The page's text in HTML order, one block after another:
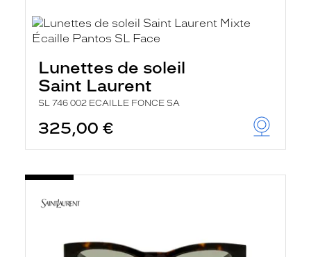
Lunettes de soleil
Saint Laurent
SL 746 002 ECAILLE FONCE SA
325,00 €